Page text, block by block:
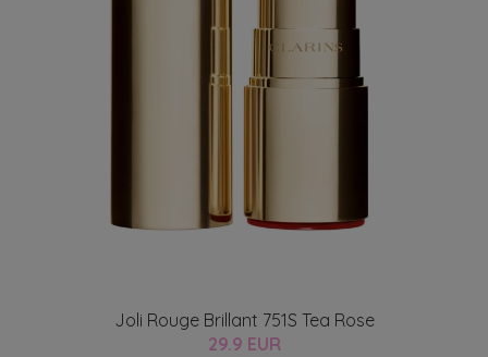
Joli Rouge Brillant 751S Tea Rose
29.9 EUR